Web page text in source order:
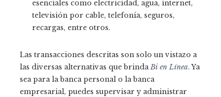
esenciales como electricidad, agua, internet,
televisión por cable, telefonía, seguros,
recargas, entre otros.
Las transacciones descritas son solo un vistazo a
las diversas alternativas que brindaBi en Línea. Ya
sea para la banca personal o la banca
empresarial, puedes supervisar y administrar